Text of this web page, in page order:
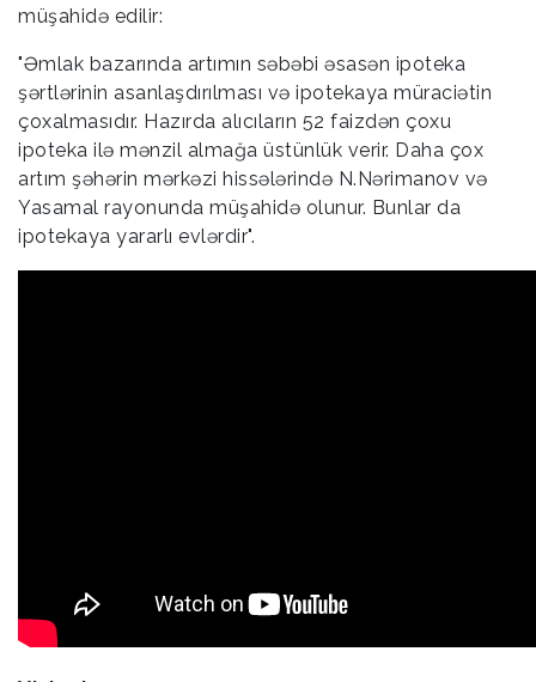
müşahidə edilir:
"Əmlak bazarında artımın səbəbi əsasən ipoteka
şərtlərinin asanlaşdırılması və ipotekaya müraciətin
çoxalmasıdır. Hazırda alıcıların 52 faizdən çoxu
ipoteka ilə mənzil almağa üstünlük verir. Daha çox
artım şəhərin mərkəzi hissələrində N.Nərimanov və
Yasamal rayonunda müşahidə olunur. Bunlar da
ipotekaya yararlı evlərdir".